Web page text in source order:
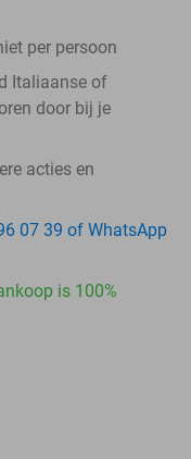
per persoon
Italiaanse of
door bij je
acties en
07 39 of WhatsApp
is 100%